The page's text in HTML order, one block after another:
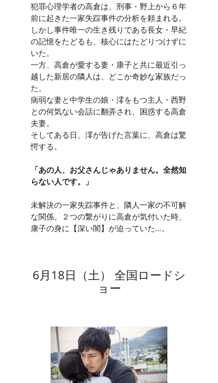
犯罪心理学者の高倉は、刑事・野上から６年
前に起きた一家失踪事件の分析を頼まれる。
しかし事件唯一の生き残りである長女・早紀
の記憶をたどるも、核心にはたどりつけずに
いた。
一方、高倉が愛する妻・康子と共に最近引っ
越した新居の隣人は、どこか奇妙な家族だっ
た。
病弱な妻と中学生の娘・澪をもつ主人・西野
との何気ない会話に翻弄され、困惑する高倉
夫妻。
そしてある日、澪が告げた言葉に、高倉は驚
愕する。
「あの人、お父さんじゃありません。全然知
らない人です。」
未解決の一家失踪事件と、隣人一家の不可解
な関係。２つの繋がりに高倉が気付いた時、
康子の身に【深い闇】が迫っていた…。
6月18日（土） 全国ロードシ
ョー